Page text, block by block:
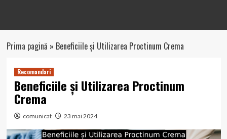
Prima pagină » Beneficiile și Utilizarea Proctinum Crema
Recomandari
Beneficiile și Utilizarea Proctinum
Crema
comunicat 23 mai 2024